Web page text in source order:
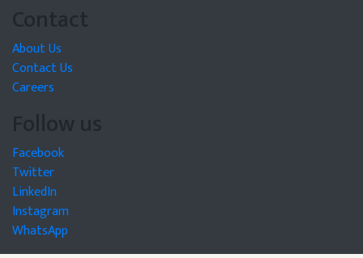
Contact
About Us
Contact Us
Careers
Follow us
Facebook
Twitter
LinkedIn
Instagram
WhatsApp